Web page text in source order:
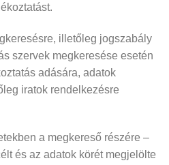
illetőleg jogszabály
szervek megkeresése esetén
adására, adatok
iratok rendelkezésre
a megkereső részére –
és az adatok körét megjelölte